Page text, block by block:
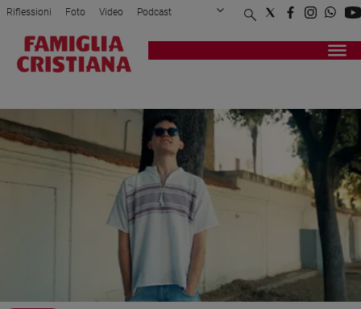
Attualità
Politica
Mondo
Papa
Riflessioni Foto Video Podcast
Privacy Policy Chi siamo
Registrati Redazione